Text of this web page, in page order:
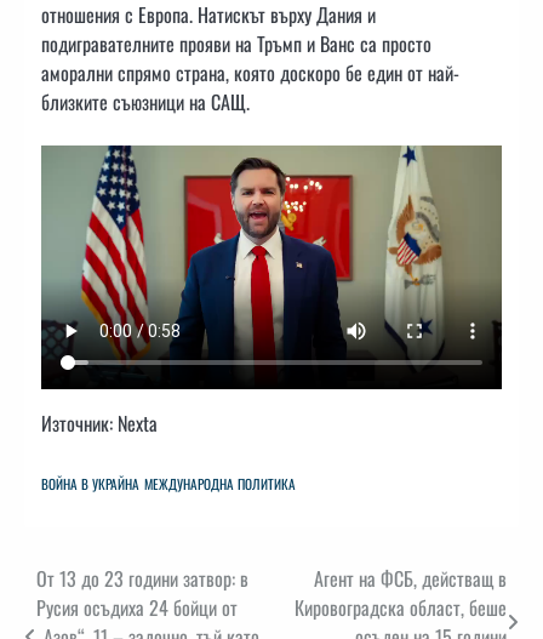
отношения с Европа. Натискът върху Дания и
подигравателните прояви на Тръмп и Ванс са просто
аморални спрямо страна, която доскоро бе един от най-
близките съюзници на САЩ.
Източник: Nexta
ВОЙНА В УКРАЙНА МЕЖДУНАРОДНА ПОЛИТИКА
Навигация
От 13 до 23 години затвор: в
Русия осъдиха 24 бойци от
Агент на ФСБ, действащ в
Кировоградска област, беше